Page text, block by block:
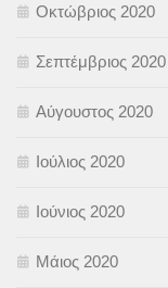
Οκτώβριος 2020
Σεπτέμβριος 2020
Αύγουστος 2020
Ιούλιος 2020
Ιούνιος 2020
Μάιος 2020